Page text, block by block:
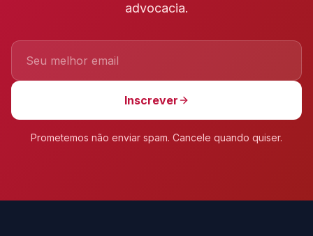
advocacia.
Inscrever
Prometemos não enviar spam. Cancele quando quiser.